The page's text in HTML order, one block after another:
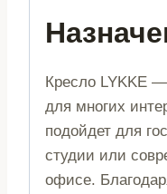
Кресло LYKKE
для многих
подойдет для
студии или
офисе.